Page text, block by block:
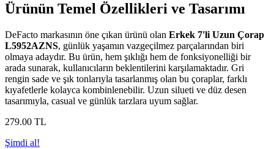
Ürünün Temel Özellikleri ve Tasarımı
DeFacto markasının öne çıkan ürünü olan Erkek 7'li Uzun Çorap
L5952AZNS, günlük yaşamın vazgeçilmez parçalarından biri
olmaya adaydır. Bu ürün, hem şıklığı hem de fonksiyonelliği bir
arada sunarak, kullanıcıların beklentilerini karşılamaktadır. Gri
rengin sade ve şık tonlarıyla tasarlanmış olan bu çoraplar, farklı
kıyafetlerle kolayca kombinlenebilir. Uzun silueti ve düz desen
tasarımıyla, casual ve günlük tarzlara uyum sağlar.
279.00 TL
Şimdi al!